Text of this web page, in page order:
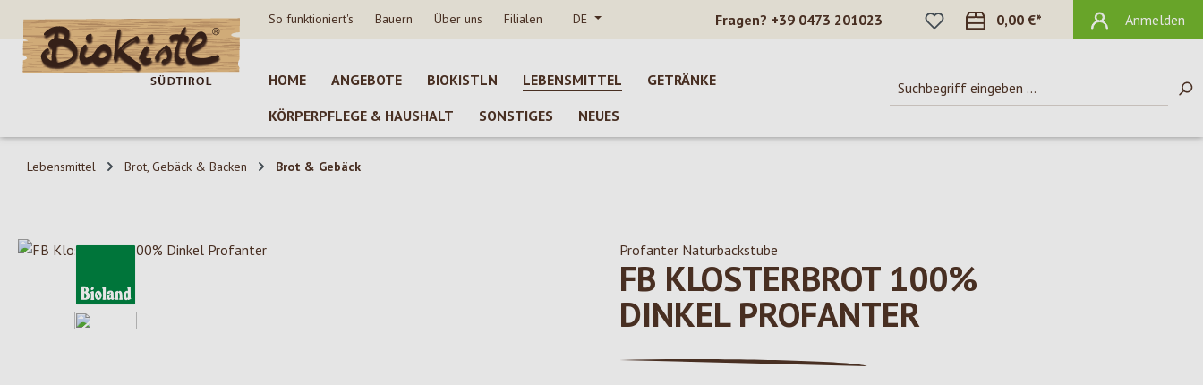
Hauptinhalt springen
Zur Suche springen
Zur Hauptnavigation springen So funktioniert's Bauern Über uns Filialen DE Fragen? +39 0473 201023
DU HAST 0 PRODUKTE AUF DEM
0,00 €* Anmelden
HOME ANGEBOTE BIOKISTLN LEBENSMITTEL
GETRÄNKE
KÖRPERPFLEGE & HAUSHALT
SONSTIGES NEUES
Lebensmittel Brot, Gebäck & Backen Brot & Gebäck
Bildergalerie überspringen Profanter Naturbackstube
FB KLOSTERBROT 100%
DINKEL PROFANTER